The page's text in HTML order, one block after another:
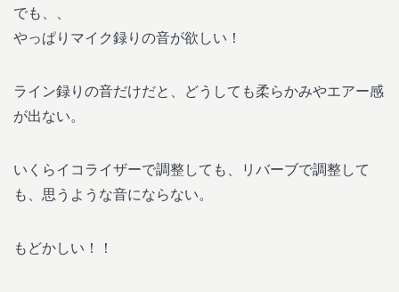
でも、、
やっぱりマイク録りの音が欲しい！
ライン録りの音だけだと、どうしても柔らかみやエアー感
が出ない。
いくらイコライザーで調整しても、リバーブで調整して
も、思うような音にならない。
もどかしい！！